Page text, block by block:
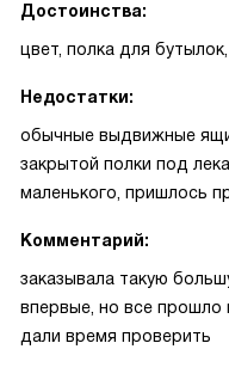
Достоинства:
цвет, полка для
Недостатки:
обычные выдвижные
закрытой полки под
маленького, пришлось
Комментарий:
заказывала такую
впервые, но все прошло
дали время проверить